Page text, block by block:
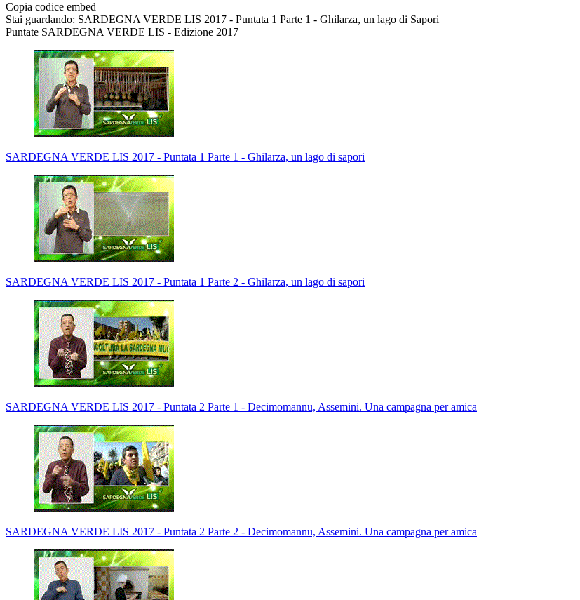
Copia codice embed
Stai guardando: SARDEGNA VERDE LIS 2017 - Puntata 1 Parte 1 - Ghilarza, un lago di Sapori
Puntate SARDEGNA VERDE LIS - Edizione 2017
SARDEGNA VERDE LIS 2017 - Puntata 1 Parte 1 - Ghilarza, un lago di sapori
SARDEGNA VERDE LIS 2017 - Puntata 1 Parte 2 - Ghilarza, un lago di sapori
SARDEGNA VERDE LIS 2017 - Puntata 2 Parte 1 - Decimomannu, Assemini. Una campagna per amica
SARDEGNA VERDE LIS 2017 - Puntata 2 Parte 2 - Decimomannu, Assemini. Una campagna per amica